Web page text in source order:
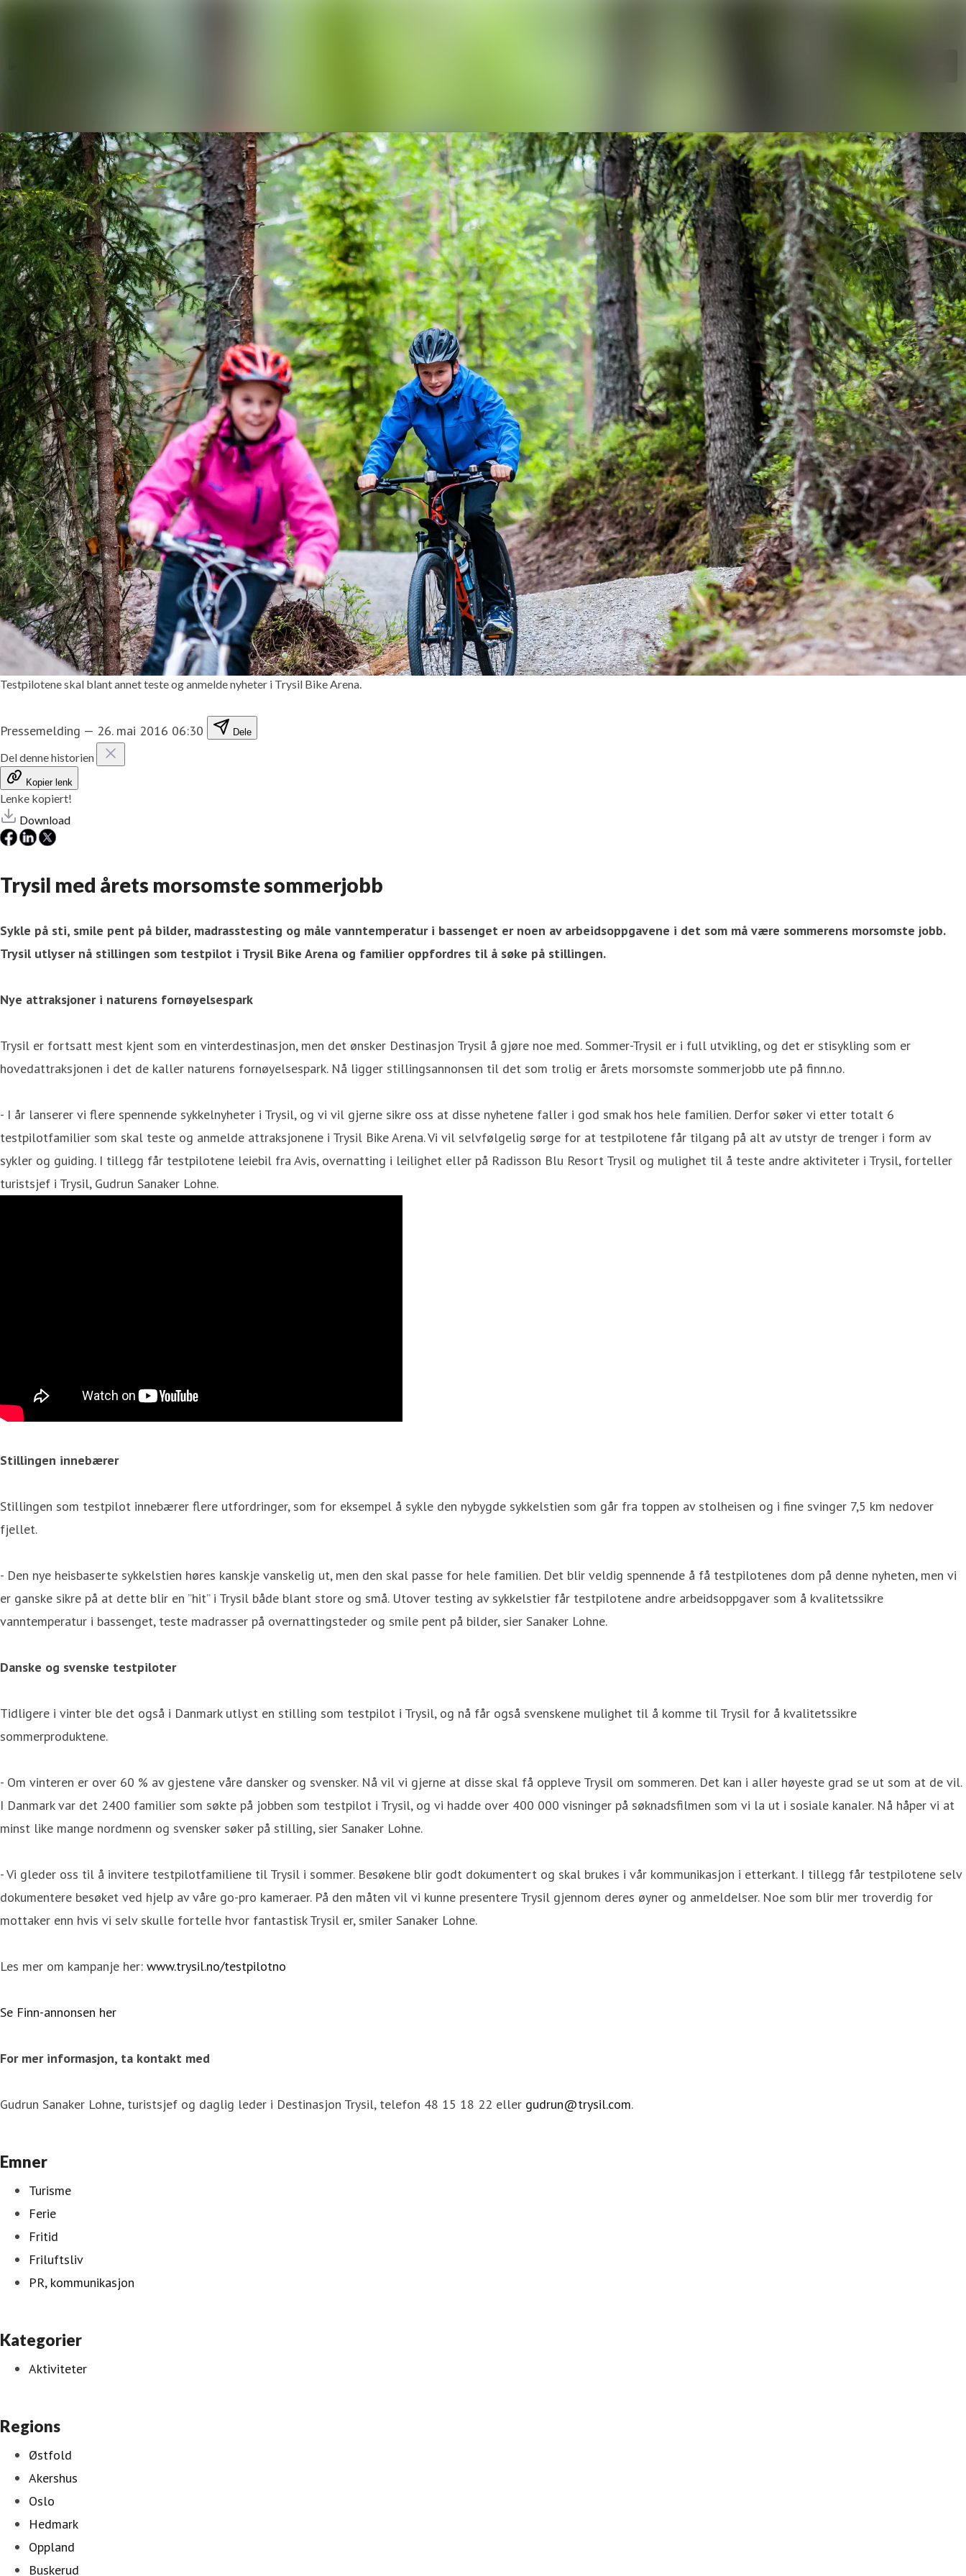
Testpilotene skal blant annet teste og anmelde nyheter i Trysil Bike Arena.
Pressemelding — 26. mai 2016 06:30 Dele
Del denne historien
Kopier lenk
Lenke kopiert!
Download
Trysil med årets morsomste sommerjobb
Sykle på sti, smile pent på bilder, madrasstesting og måle vanntemperatur i bassenget er noen av arbeidsoppgavene i det som må være sommerens morsomste jobb.
Trysil utlyser nå stillingen som testpilot i Trysil Bike Arena og familier oppfordres til å søke på stillingen.
Nye attraksjoner i naturens fornøyelsespark
Trysil er fortsatt mest kjent som en vinterdestinasjon, men det ønsker Destinasjon Trysil å gjøre noe med. Sommer-Trysil er i full utvikling, og det er stisykling som er
hovedattraksjonen i det de kaller naturens fornøyelsespark. Nå ligger stillingsannonsen til det som trolig er årets morsomste sommerjobb ute på finn.no.
- I år lanserer vi flere spennende sykkelnyheter i Trysil, og vi vil gjerne sikre oss at disse nyhetene faller i god smak hos hele familien. Derfor søker vi etter totalt 6
testpilotfamilier som skal teste og anmelde attraksjonene i Trysil Bike Arena. Vi vil selvfølgelig sørge for at testpilotene får tilgang på alt av utstyr de trenger i form av
sykler og guiding. I tillegg får testpilotene leiebil fra Avis, overnatting i leilighet eller på Radisson Blu Resort Trysil og mulighet til å teste andre aktiviteter i Trysil, forteller
turistsjef i Trysil, Gudrun Sanaker Lohne.
Stillingen innebærer
Stillingen som testpilot innebærer flere utfordringer, som for eksempel å sykle den nybygde sykkelstien som går fra toppen av stolheisen og i fine svinger 7,5 km nedover
fjellet.
- Den nye heisbaserte sykkelstien høres kanskje vanskelig ut, men den skal passe for hele familien. Det blir veldig spennende å få testpilotenes dom på denne nyheten, men vi
er ganske sikre på at dette blir en ”hit” i Trysil både blant store og små. Utover testing av sykkelstier får testpilotene andre arbeidsoppgaver som å kvalitetssikre
vanntemperatur i bassenget, teste madrasser på overnattingsteder og smile pent på bilder, sier Sanaker Lohne.
Danske og svenske testpiloter
Tidligere i vinter ble det også i Danmark utlyst en stilling som testpilot i Trysil, og nå får også svenskene mulighet til å komme til Trysil for å kvalitetssikre
sommerproduktene.
- Om vinteren er over 60 % av gjestene våre dansker og svensker. Nå vil vi gjerne at disse skal få oppleve Trysil om sommeren. Det kan i aller høyeste grad se ut som at de vil.
I Danmark var det 2400 familier som søkte på jobben som testpilot i Trysil, og vi hadde over 400 000 visninger på søknadsfilmen som vi la ut i sosiale kanaler. Nå håper vi at
minst like mange nordmenn og svensker søker på stilling, sier Sanaker Lohne.
- Vi gleder oss til å invitere testpilotfamiliene til Trysil i sommer. Besøkene blir godt dokumentert og skal brukes i vår kommunikasjon i etterkant. I tillegg får testpilotene selv
dokumentere besøket ved hjelp av våre go-pro kameraer. På den måten vil vi kunne presentere Trysil gjennom deres øyner og anmeldelser. Noe som blir mer troverdig for
mottaker enn hvis vi selv skulle fortelle hvor fantastisk Trysil er, smiler Sanaker Lohne.
Les mer om kampanje her: www.trysil.no/testpilotno
Se Finn-annonsen her
For mer informasjon, ta kontakt med
Gudrun Sanaker Lohne, turistsjef og daglig leder i Destinasjon Trysil, telefon 48 15 18 22 eller gudrun@trysil.com.
Emner
Turisme
Ferie
Fritid
Friluftsliv
PR, kommunikasjon
Kategorier
Aktiviteter
Regions
Østfold
Akershus
Oslo
Hedmark
Oppland
Buskerud